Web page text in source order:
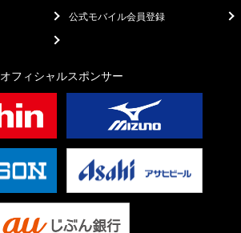
公式モバイル会員登録
オフィシャルスポンサー